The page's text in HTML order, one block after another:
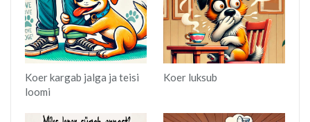
Koer kargab jalga ja teisi
loomi
Koer luksub